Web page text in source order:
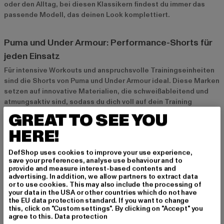
oder den Alltag, bei diesen Klassikern findest du immer das
passende Modell, das deinen Look komplettiert.
Puma und Under Armour: Performance-Shorts für
jeden Einsatz
Für intensive Workouts und anspruchsvolle Trainingseinheiten
sind die Shorts von Puma und Under Armour ideal. Diese Marken
setzen auf innovative Materialien, die schweißableitend und
atmungsaktiv sind, sodass du dich voll auf dein Training
konzentrieren kannst. Performance steht hier an erster Stelle,
und das merkt man sofort.
Carhartt und Just Rhyse: Streetwear-Styles für
Freizeitlooks
Wer Sport-Shorts auch im Alltag tragen möchte, wird bei
Carhartt und Just Rhyse fündig. Diese Marken bieten dir
sportliche Streetwear-Shorts, die sowohl bequem als auch
stylisch sind. Kombiniert mit einem lässigen T-Shirt oder
Hoodie bist du immer gut angezogen.
GREAT TO SEE YOU
HERE!
DefShop uses cookies to improve your use experience,
save your preferences, analyse use behaviour and to
provide and measure interest-based contents and
advertising. In addition, we allow partners to extract data
or to use cookies. This may also include the processing of
your data in the USA or other countries which do not have
the EU data protection standard. If you want to change
this, click on "Custom settings". By clicking on "Accept" you
agree to this. Data protection